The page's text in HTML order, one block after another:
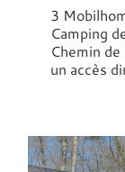
3
Camping
Chemin
un accès